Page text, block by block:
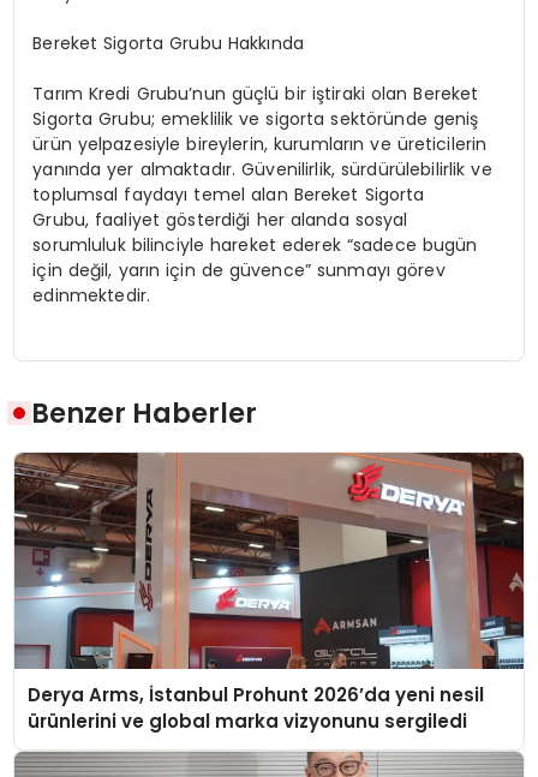
Bereket Sigorta Grubu Hakkında
Tarım Kredi Grubu’nun güçlü bir iştiraki olan Bereket
Sigorta Grubu; emeklilik ve sigorta sektöründe geniş
ürün yelpazesiyle bireylerin, kurumların ve üreticilerin
yanında yer almaktadır. Güvenilirlik, sürdürülebilirlik ve
toplumsal faydayı temel alan Bereket Sigorta
Grubu, faaliyet gösterdiği her alanda sosyal
sorumluluk bilinciyle hareket ederek “sadece bugün
için değil, yarın için de güvence” sunmayı görev
edinmektedir.
Benzer Haberler
Derya Arms, İstanbul Prohunt 2026’da yeni nesil
ürünlerini ve global marka vizyonunu sergiledi